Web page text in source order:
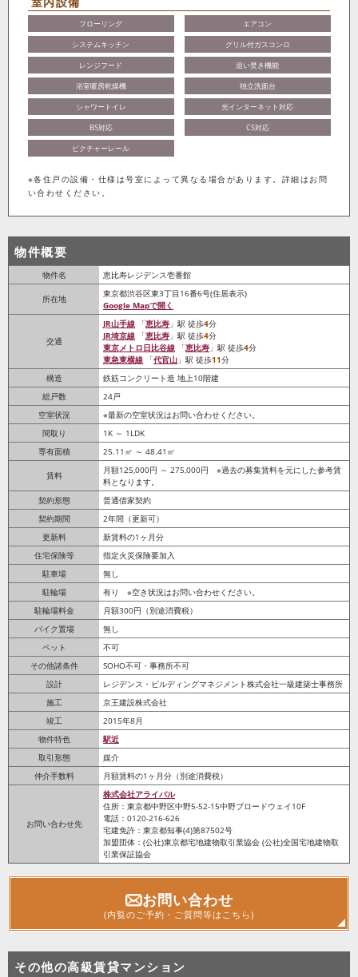
フローリング エアコン
システムキッチン グリル付ガスコンロ
レンジフード 追い焚き機能
浴室暖房乾燥機 独立洗面台
シャワートイレ 光インターネット対応
BS対応 CS対応
ピクチャーレール
※各住戸の設備・仕様は号室によって異なる場合があります。詳細はお問
い合わせください。
物件概要
物件名 恵比寿レジデンス壱番館
所在地
東京都渋谷区東3丁目16番6号(住居表示)
Google Mapで開く
交通
JR山手線 「恵比寿 」駅 徒歩4分
JR埼京線 「恵比寿 」駅 徒歩4分
東京メトロ日比谷線 「恵比寿 」駅 徒歩4分
東急東横線 「代官山 」駅 徒歩11分
構造
鉄筋コンクリート造 地上10階建
総戸数
24戸
空室状況
※最新の空室状況はお問い合わせください。
間取り
1K ～ 1LDK
専有面積
25.11㎡ ～ 48.41㎡
賃料
月額125,000円 ～ 275,000円 ※過去の募集賃料を元にした参考賃
料となります。
契約形態
普通借家契約
契約期間
2年間（更新可）
更新料
新賃料の1ヶ月分
住宅保険等
指定火災保険要加入
駐車場
無し
駐輪場
有り ※空き状況はお問い合わせください。
駐輪場料金
月額300円（別途消費税）
バイク置場
無し
ペット
不可
その他諸条件
SOHO不可・事務所不可
設計
レジデンス・ビルディングマネジメント株式会社一級建築士事務所
施工
京王建設株式会社
竣工
2015年8月
物件特色
駅近
取引形態
媒介
仲介手数料
月額賃料の1ヶ月分（別途消費税）
お問い合わせ先
株式会社アライバル
住所：東京都中野区中野5-52-15中野ブロードウェイ10F
電話：0120-216-626
宅建免許：東京都知事(4)第87502号
加盟団体：(公社)東京都宅地建物取引業協会 (公社)全国宅地建物取
引業保証協会
お問い合わせ
(内覧のご予約・ご質問等はこちら)
その他の高級賃貸マンション